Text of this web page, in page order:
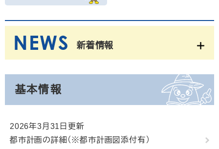
新着情報
基本情報
2026年3月31日更新
都市計画の詳細（※都市計画図添付有）